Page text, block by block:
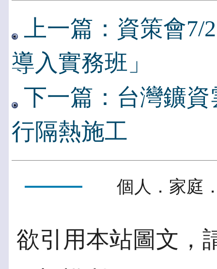
上一篇：資策會7/
導入實務班」
下一篇：台灣鑛
行隔熱施工
個人．家庭
欲引用本站圖文，